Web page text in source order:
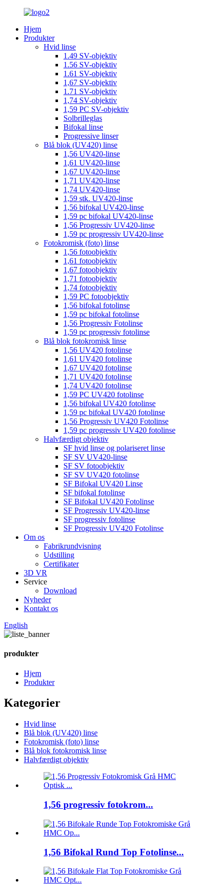
Hjem
Produkter
Hvid linse
1.49 SV-objektiv
1.56 SV-objektiv
1.61 SV-objektiv
1,67 SV-objektiv
1.71 SV-objektiv
1,74 SV-objektiv
1,59 PC SV-objektiv
Solbrilleglas
Bifokal linse
Progressive linser
Blå blok (UV420) linse
1,56 UV420-linse
1,61 UV420-linse
1,67 UV420-linse
1,71 UV420-linse
1,74 UV420-linse
1,59 stk. UV420-linse
1,56 bifokal UV420-linse
1,59 pc bifokal UV420-linse
1,56 Progressiv UV420-linse
1,59 pc progressiv UV420-linse
Fotokromisk (foto) linse
1,56 fotoobjektiv
1,61 fotoobjektiv
1,67 fotoobjektiv
1,71 fotoobjektiv
1,74 fotoobjektiv
1,59 PC fotoobjektiv
1,56 bifokal fotolinse
1,59 pc bifokal fotolinse
1,56 Progressiv Fotolinse
1,59 pc progressiv fotolinse
Blå blok fotokromisk linse
1,56 UV420 fotolinse
1,61 UV420 fotolinse
1,67 UV420 fotolinse
1,71 UV420 fotolinse
1,74 UV420 fotolinse
1,59 PC UV420 fotolinse
1,56 bifokal UV420 fotolinse
1,59 pc bifokal UV420 fotolinse
1,56 Progressiv UV420 Fotolinse
1,59 pc progressiv UV420 fotolinse
Halvfærdigt objektiv
SF hvid linse og polariseret linse
SF SV UV420-linse
SF SV fotoobjektiv
SF SV UV420 fotolinse
SF Bifokal UV420 Linse
SF bifokal fotolinse
SF Bifokal UV420 Fotolinse
SF Progressiv UV420-linse
SF progressiv fotolinse
SF Progressiv UV420 Fotolinse
Om os
Fabrikrundvisning
Udstilling
Certifikater
3D VR
Service
Download
Nyheder
Kontakt os
English
produkter
Hjem
Produkter
Kategorier
Hvid linse
Blå blok (UV420) linse
Fotokromisk (foto) linse
Blå blok fotokromisk linse
Halvfærdigt objektiv
1,56 progressiv fotokrom...
1,56 Bifokal Rund Top Fotolinse...